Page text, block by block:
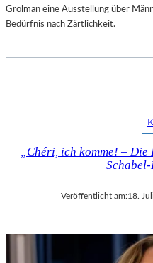
Grolman eine Ausstellung über
Bedürfnis nach Zärtlichkeit.
„Chéri, ich komme! –
Veröffentlicht am:18.